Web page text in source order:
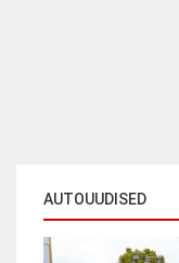
AUTOUUDISED